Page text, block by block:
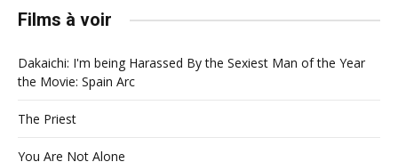
Films à voir
Dakaichi: I'm being Harassed By the Sexiest Man of the Year
the Movie: Spain Arc
The Priest
You Are Not Alone